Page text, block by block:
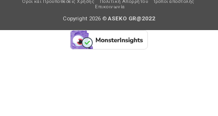
Όροι και Προϋποθέσεις Χρήσης Πολιτική Απορρήτου
Τρόποι αποστολής
Επικοινωνία
Copyright 2026 ©ASEKO GR@2022